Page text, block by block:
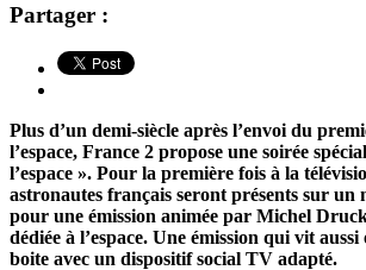
Partager :
Plus d’un demi-siècle après l’envoi du
l’espace, France 2 propose une soirée
l’espace ». Pour la première fois à la
astronautes français seront présents sur un
pour une émission animée par Michel
dédiée à l’espace. Une émission qui vit aussi
boite avec un dispositif social TV adapté.